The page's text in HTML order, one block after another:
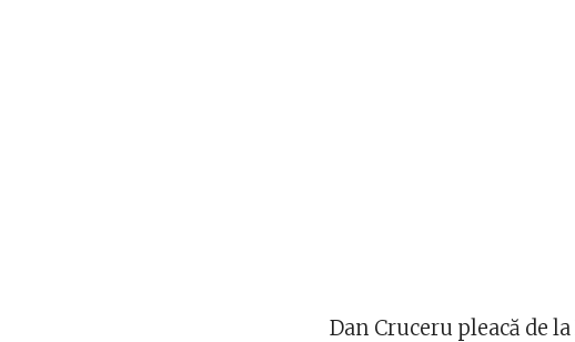
Dan Cruceru pleacă de